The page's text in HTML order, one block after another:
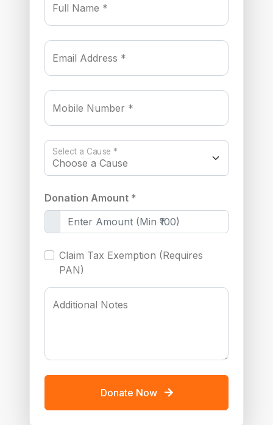
Full Name *
Email Address *
Mobile Number *
Select a Cause *
Donation Amount *
Claim Tax Exemption (Requires
PAN)
Additional Notes
Donate Now